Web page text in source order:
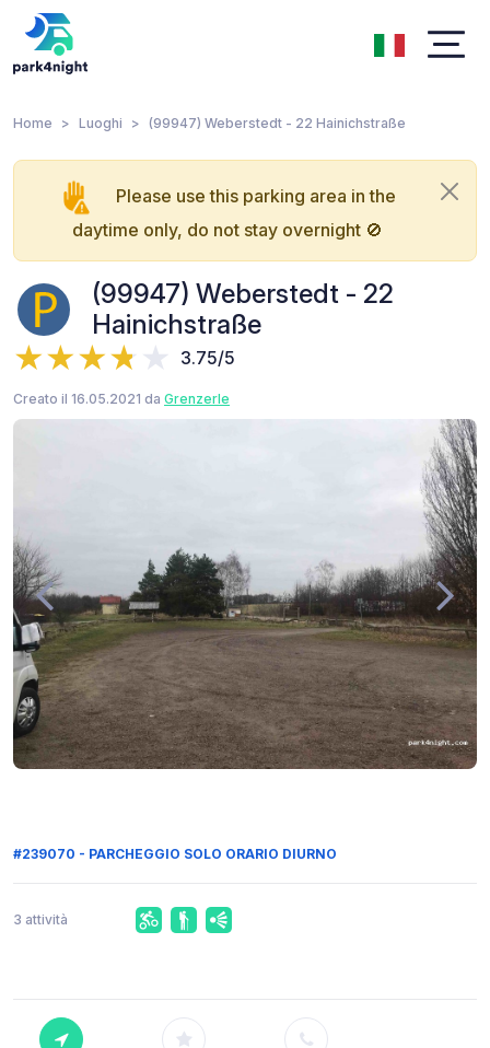
Home Luoghi (99947) Weberstedt - 22 Hainichstraße
Please use this parking area in the
daytime only, do not stay overnight 🚫
(99947) Weberstedt - 22
Hainichstraße
3.75/5
Creato il 16.05.2021 da Grenzerle
#239070 - PARCHEGGIO SOLO ORARIO DIURNO
3 attività